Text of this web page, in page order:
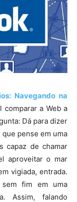
Navegando na
comparar a Web a
Dá para dizer
pense em uma
capaz de chamar
aproveitar o mar
vigiada, entrada.
fim em uma
Assim, falando